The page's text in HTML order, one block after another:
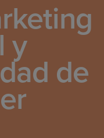
y
de